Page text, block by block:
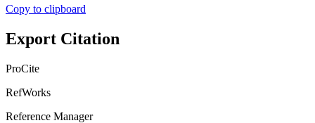
Copy to clipboard
Export Citation
ProCite
RefWorks
Reference Manager